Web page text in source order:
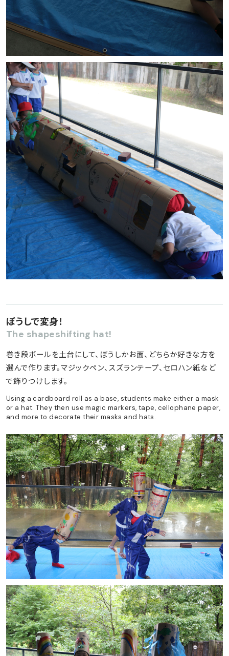
ぼうしで変身！
The shapeshifting hat!
巻き段ボールを土台にして、ぼうしかお面、どちらか好きな方を
選んで作ります。マジックペン、スズランテープ、セロハン紙など
で飾りつけします。
Using a cardboard roll as a base, students make either a mask
or a hat. They then use magic markers, tape, cellophane paper,
and more to decorate their masks and hats.